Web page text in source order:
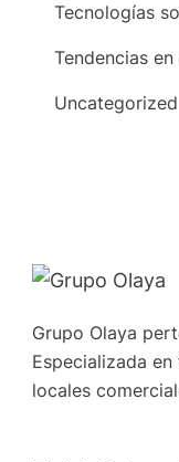
Tecnologías
Tendencias
Uncategorized
Grupo Olaya
Especializada
locales